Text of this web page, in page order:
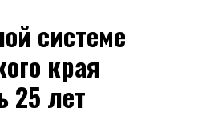
системе
края
25 лет